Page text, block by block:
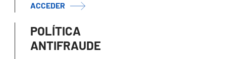
ACCEDER
POLÍTICA
ANTIFRAUDE